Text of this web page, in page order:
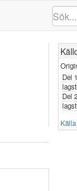
Del
Del
Källa